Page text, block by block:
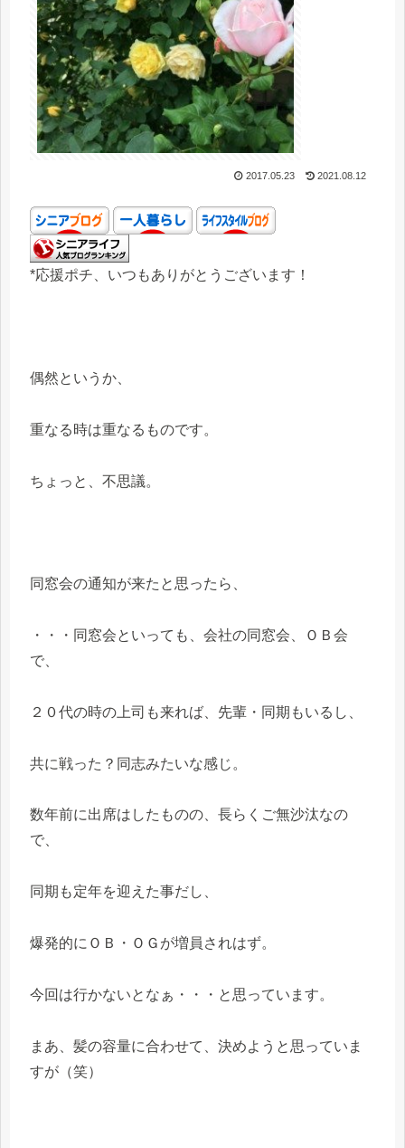
2017.05.23 2021.08.12
*応援ポチ、いつもありがとうございます！
偶然というか、
重なる時は重なるものです。
ちょっと、不思議。
同窓会の通知が来たと思ったら、
・・・同窓会といっても、会社の同窓会、ＯＢ会
で、
２０代の時の上司も来れば、先輩・同期もいるし、
共に戦った？同志みたいな感じ。
数年前に出席はしたものの、長らくご無沙汰なの
で、
同期も定年を迎えた事だし、
爆発的にＯＢ・ＯＧが増員されはず。
今回は行かないとなぁ・・・と思っています。
まあ、髪の容量に合わせて、決めようと思っていま
すが（笑）